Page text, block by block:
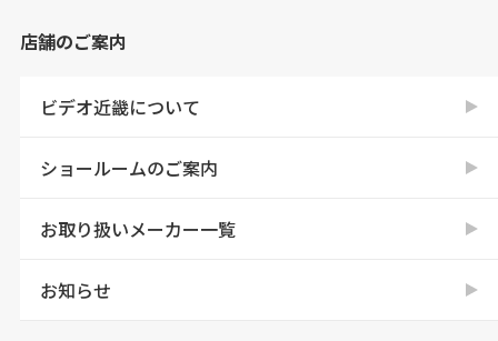
店舗のご案内
ビデオ近畿について
ショールームのご案内
お取り扱いメーカー一覧
お知らせ